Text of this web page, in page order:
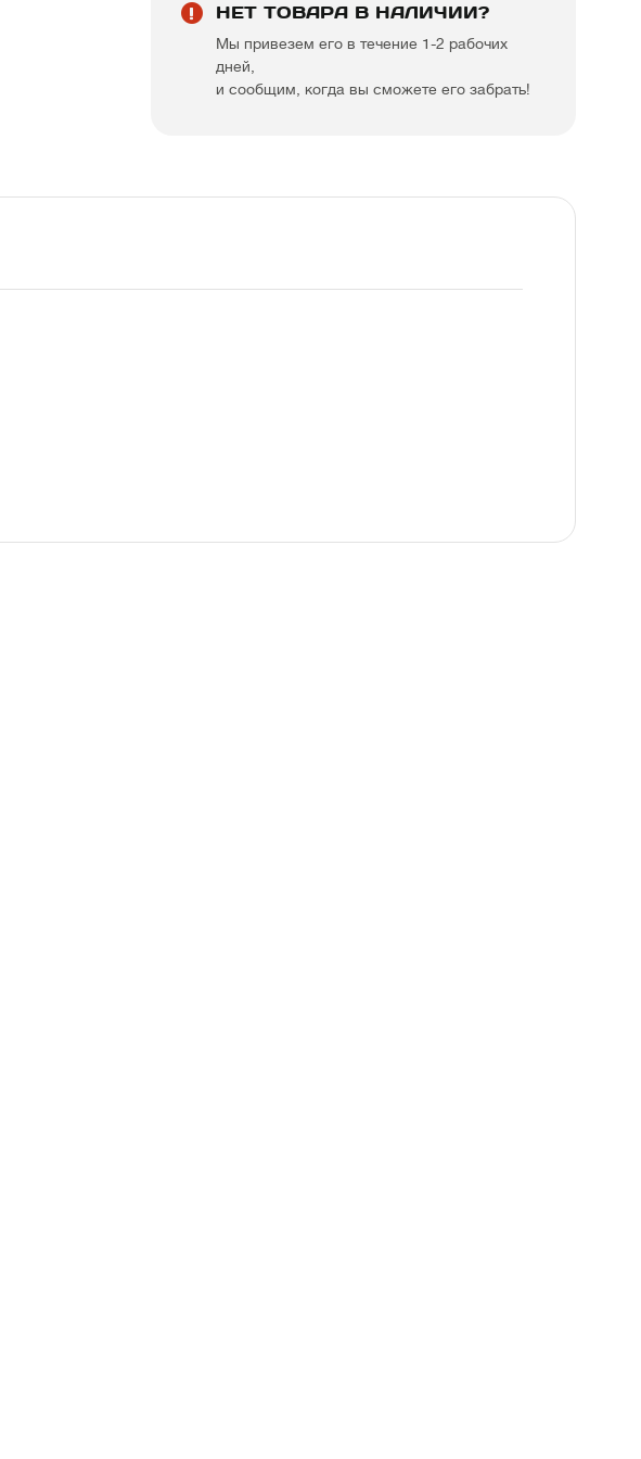
НЕТ ТОВАРА В НАЛИЧИИ?
Мы привезем его в течение 1-2 рабочих
дней,
и сообщим, когда вы сможете его забрать!